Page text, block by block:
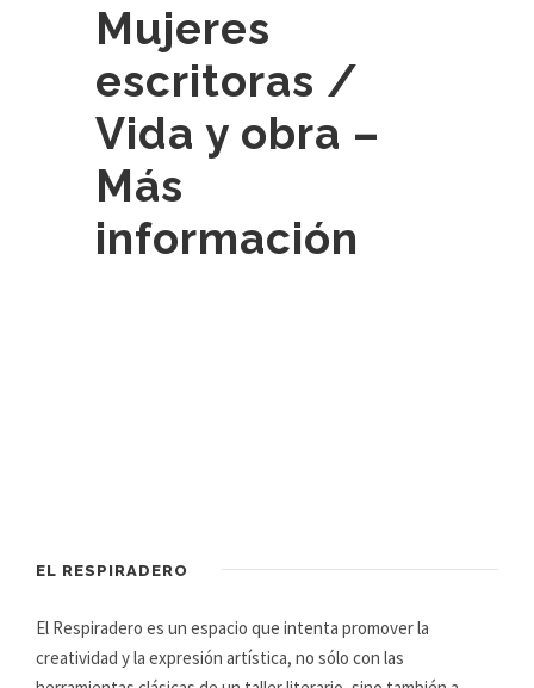
Mujeres
escritoras /
Vida y obra –
Más
información
EL RESPIRADERO
El Respiradero es un espacio que intenta promover la
creatividad y la expresión artística, no sólo con las